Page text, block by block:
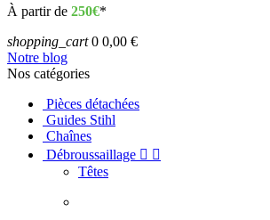
À partir de 250€*
shopping_cart 0 0,00 €
Notre blog
Nos catégories
Pièces détachées
Guides Stihl
Chaînes
Débroussaillage  
Têtes